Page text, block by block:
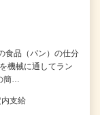
食品（パン）の仕分
機械に通してラン
簡…
支給